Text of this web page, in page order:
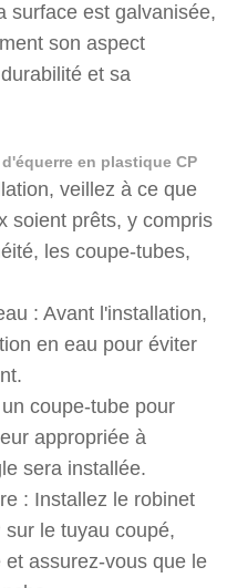
surface est galvanisée,
son aspect
et sa
en plastique CP
veillez à ce que
soient prêts, y compris
les coupe-tubes,
: Avant l'installation,
en eau pour éviter
coupe-tube pour
appropriée à
sera installée.
: Installez le robinet
le tuyau coupé,
assurez-vous que le